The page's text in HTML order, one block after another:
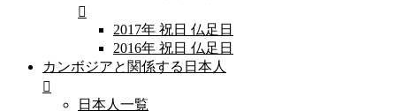
2017年 祝日 仏足日
2016年 祝日 仏足日
カンボジアと関係する日本人
日本人一覧